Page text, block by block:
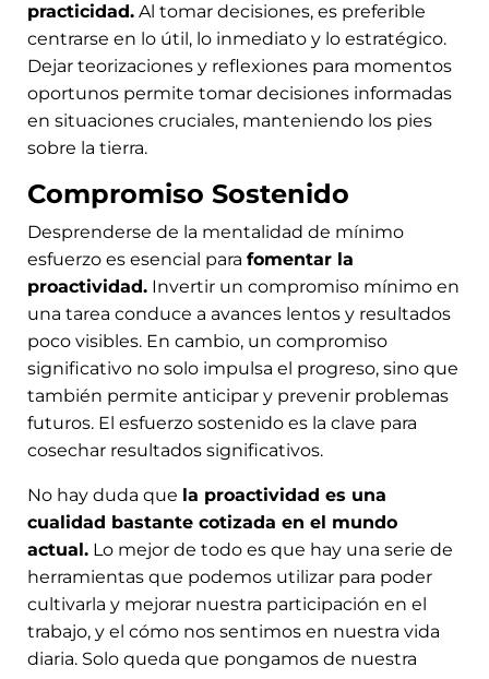
practicidad. Al tomar decisiones, es preferible
centrarse en lo útil, lo inmediato y lo estratégico.
Dejar teorizaciones y reflexiones para momentos
oportunos permite tomar decisiones informadas
en situaciones cruciales, manteniendo los pies
sobre la tierra.
Compromiso Sostenido
Desprenderse de la mentalidad de mínimo
esfuerzo es esencial para fomentar la
proactividad. Invertir un compromiso mínimo en
una tarea conduce a avances lentos y resultados
poco visibles. En cambio, un compromiso
significativo no solo impulsa el progreso, sino que
también permite anticipar y prevenir problemas
futuros. El esfuerzo sostenido es la clave para
cosechar resultados significativos.
No hay duda que la proactividad es una
cualidad bastante cotizada en el mundo
actual. Lo mejor de todo es que hay una serie de
herramientas que podemos utilizar para poder
cultivarla y mejorar nuestra participación en el
trabajo, y el cómo nos sentimos en nuestra vida
diaria. Solo queda que pongamos de nuestra